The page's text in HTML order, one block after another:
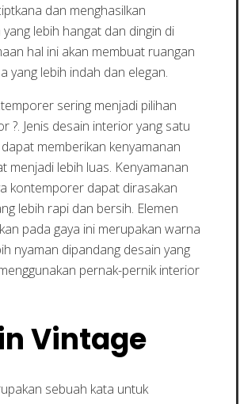
dan menghasilkan
lebih hangat dan dingin di
hal ini akan membuat ruangan
yang lebih indah dan elegan.
sering menjadi pilihan
?. Jenis desain interior yang satu
memberikan kenyamanan
menjadi lebih luas. Kenyamanan
kontemporer dapat dirasakan
lebih rapi dan bersih. Elemen
pada gaya ini merupakan warna
nyaman dipandang desain yang
pernak-pernik interior
Vintage
sebuah kata untuk